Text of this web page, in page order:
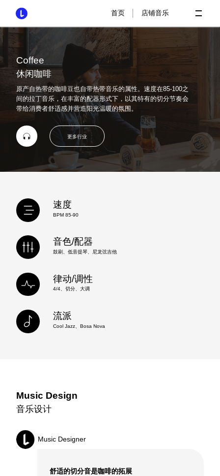
首页 | 店铺音乐
Coffee
休闲咖啡
原产自热带的咖啡豆也自带热带音乐的属性。速度在85-100之
间的拉丁音乐，在丰富的配器形式下，以其特有的切分节奏会
带给消费者舒适感并营造阳光温暖的氛围。
更多行业
速度
BPM 85-90
音色/配器
鼓刷、低音提琴、尼龙弦吉他
律动/调性
4/4、切分、大调
流派
Cool Jazz、Bosa Nova
Music Design
音乐设计
Music Designer
舒适的切分音是咖啡的拓展